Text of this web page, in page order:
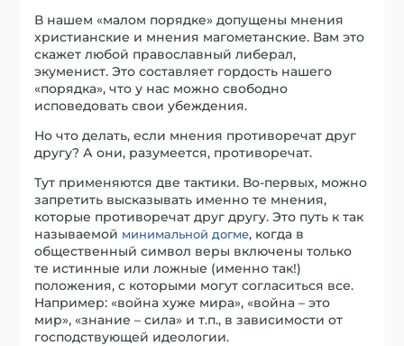
В нашем «малом порядке» допущены мнения
христианские и мнения магометанские. Вам это
скажет любой православный либерал,
экуменист. Это составляет гордость нашего
«порядка», что у нас можно свободно
исповедовать свои убеждения.
Но что делать, если мнения противоречат друг
другу? А они, разумеется, противоречат.
Тут применяются две тактики. Во-первых, можно
запретить высказывать именно те мнения,
которые противоречат друг другу. Это путь к так
называемой минимальной догме, когда в
общественный символ веры включены только
те истинные или ложные (именно так!)
положения, с которыми могут согласиться все.
Например: «война хуже мира», «война – это
мир», «знание – сила» и т.п., в зависимости от
господствующей идеологии.